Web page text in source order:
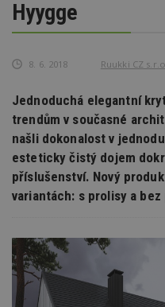
Hyygge
8. 6. 2018 Ruukki CZ s.r.o.
Jednoduchá elegantní
trendům v současné
našli dokonalost v
esteticky čistý dojem
příslušenství. Nový
variantách: s prolisy a bez